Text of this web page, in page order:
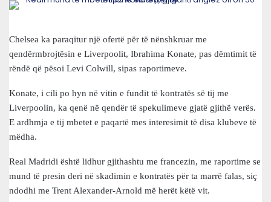
Chelsea ka paraqitur një ofertë për të nënshkruar me
qendërmbrojtësin e Liverpoolit, Ibrahima Konate, pas dëmtimit të
rëndë që pësoi Levi Colwill, sipas raportimeve.
Konate, i cili po hyn në vitin e fundit të kontratës së tij me
Liverpoolin, ka qenë në qendër të spekulimeve gjatë gjithë verës.
E ardhmja e tij mbetet e paqartë mes interesimit të disa klubeve të
mëdha.
Real Madridi është lidhur gjithashtu me francezin, me raportime se
mund të presin deri në skadimin e kontratës për ta marrë falas, siç
ndodhi me Trent Alexander-Arnold më herët këtë vit.